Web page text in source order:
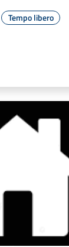
Tempo libero